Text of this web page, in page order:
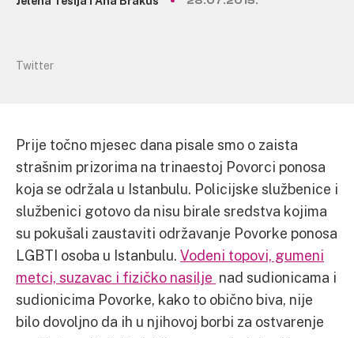
Twitter
Prije točno mjesec dana pisale smo o zaista
strašnim prizorima na trinaestoj Povorci ponosa
koja se održala u Istanbulu. Policijske službenice i
službenici gotovo da nisu birale sredstva kojima
su pokušali zaustaviti održavanje Povorke ponosa
LGBTI osoba u Istanbulu. Vodeni topovi, gumeni
metci, suzavac i fizičko nasilje nad sudionicama i
sudionicima Povorke, kako to obično biva, nije
bilo dovoljno da ih u njihovoj borbi za ostvarenje